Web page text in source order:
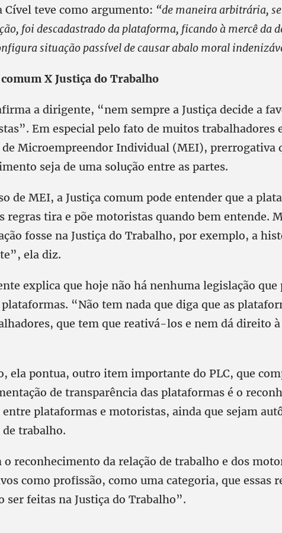
Cível teve como argumento: “de maneira arbitrária,
foi descadastrado da plataforma, ficando à mercê da
situação passível de causar abalo moral
X Justiça do Trabalho
a dirigente, “nem sempre a Justiça decide a
Em especial pelo fato de muitos trabalhadores
Microempreendor Individual (MEI), prerrogativa
seja de uma solução entre as partes.
de MEI, a Justiça comum pode entender que a
regras tira e põe motoristas quando bem entende.
fosse na Justiça do Trabalho, por exemplo, a
ela diz.
explica que hoje não há nenhuma legislação
“Não tem nada que diga que as
que tem que reativá-los e nem dá direito
ela pontua, outro item importante do PLC, que
de transparência das plataformas é o
entre plataformas e motoristas, ainda que sejam
de trabalho.
o reconhecimento da relação de trabalho e dos
como profissão, como uma categoria, que essas
ser feitas na Justiça do Trabalho”.